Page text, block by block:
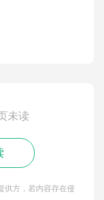
未读
供方，若内容存在侵